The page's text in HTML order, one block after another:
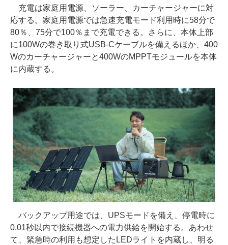
充電は家庭用電源、ソーラー、カーチャージャーに対
応する。家庭用電源では急速充電モード利用時に58分で
80％、75分で100％まで充電できる。さらに、本体上部
に100Wの巻き取り式USB-Cケーブルを備えるほか、400
Wのカーチャージャーと400WのMPPTモジュールを本体
に内蔵する。
バックアップ用途では、UPSモードを備え、停電時に
0.01秒以内で接続機器への電力供給を開始する。あわせ
て、緊急時の利用も想定したLEDライトを内蔵し、明る